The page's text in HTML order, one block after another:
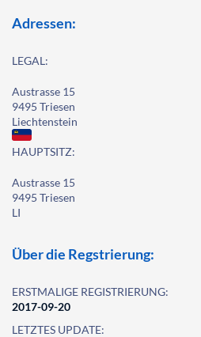
Adressen:
LEGAL:
Austrasse 15
9495 Triesen
Liechtenstein
HAUPTSITZ:
Austrasse 15
9495 Triesen
LI
Über die Regstrierung:
ERSTMALIGE REGISTRIERUNG:
2017-09-20
LETZTES UPDATE: